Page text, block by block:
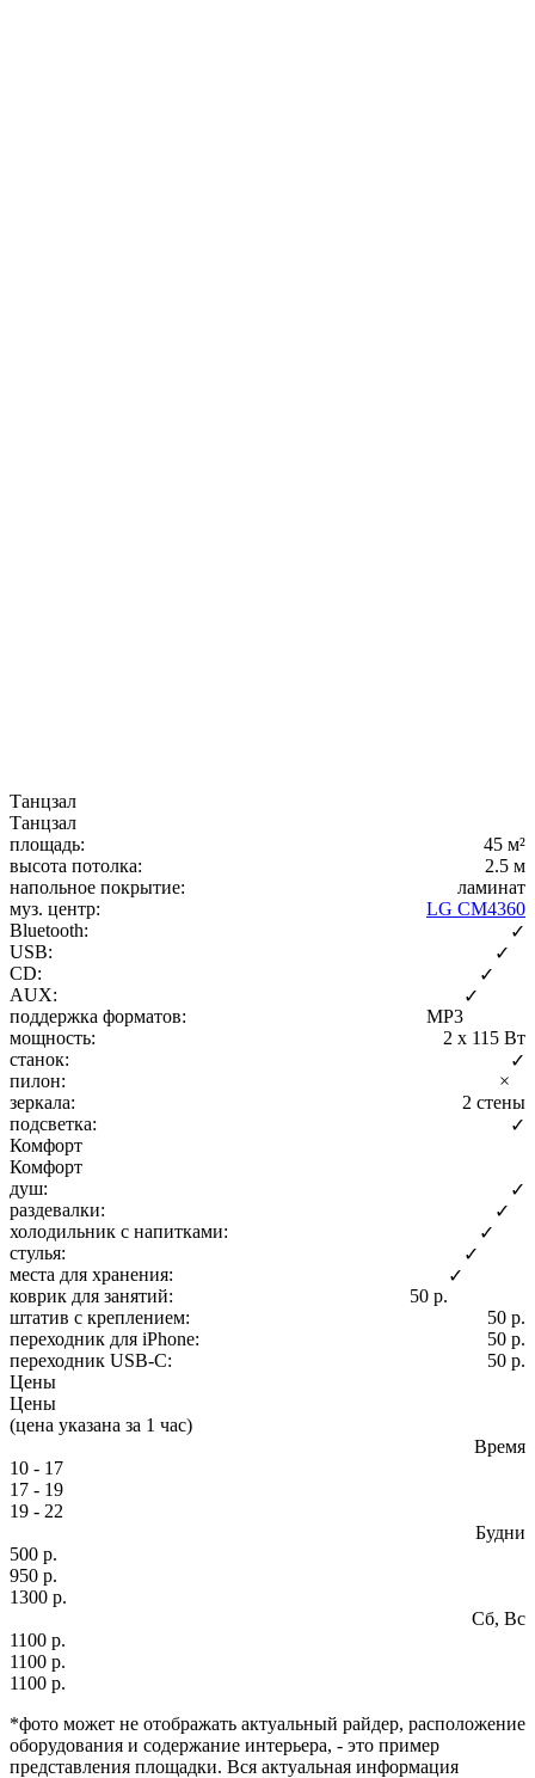
Танцзал
Танцзал
площадь:
45 м²
высота потолка:
2.5 м
напольное покрытие:
ламинат
муз. центр:
LG CM4360
Bluetooth:
✓
USB:
✓
CD:
✓
AUX:
✓
поддержка форматов:
MP3
мощность:
2 x 115 Вт
станок:
✓
пилон:
×
зеркала:
2 стены
подсветка:
✓
Комфорт
Комфорт
душ:
✓
раздевалки:
✓
холодильник с напитками:
✓
стулья:
✓
места для хранения:
✓
коврик для занятий:
50 р.
штатив с креплением:
50 р.
переходник для iPhone:
50 р.
переходник USB-C:
50 р.
Цены
Цены
(цена указана за 1 час)
Время
10 - 17
17 - 19
19 - 22
Будни
500 р.
950 р.
1300 р.
Сб, Вс
1100 р.
1100 р.
1100 р.
*фото может не отображать актуальный райдер, расположение
оборудования и содержание интерьера, - это пример
представления площадки. Вся актуальная информация